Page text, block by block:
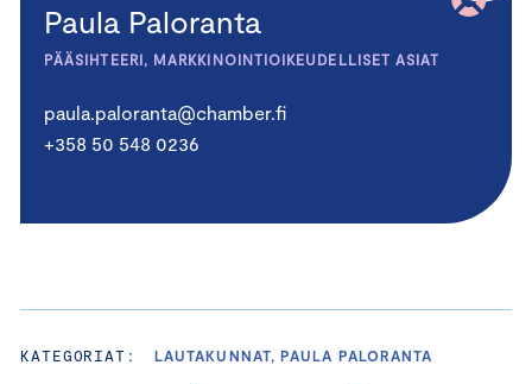
Paula Paloranta
PÄÄSIHTEERI, MARKKINOINTIOIKEUDELLISET ASIAT
paula.paloranta@chamber.fi
+358 50 548 0236
KATEGORIAT: LAUTAKUNNAT, PAULA PALORANTA